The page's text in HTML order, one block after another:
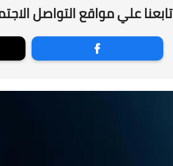
تابعنا علي مواقع التواصل